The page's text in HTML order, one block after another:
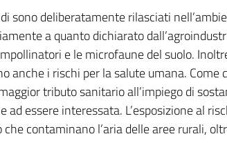
sono deliberatamente rilasciati
a quanto dichiarato
e le microfaune del suolo.
anche i rischi per la salute umana.
tributo sanitario all’impiego di
ad essere interessata. L’esposizione al
che contaminano l’aria delle aree rurali,